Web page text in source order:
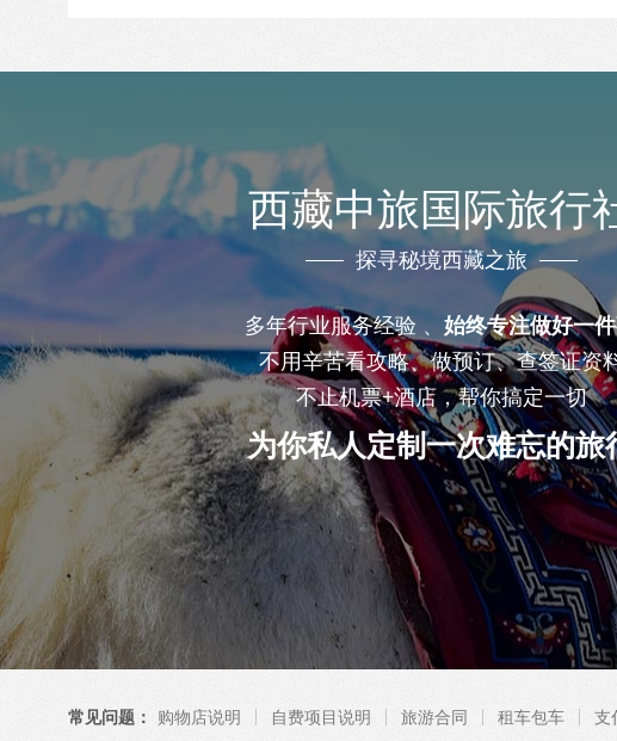
西藏中旅国际旅行
探寻秘境西藏之旅
多年行业服务经验 、 始终专注做好一
不用辛苦看攻略、做预订、查签证资
不止机票+酒店，帮你搞定一切
为你私人定制一次难忘的旅
常见问题： 购物店说明 自费项目说明 旅游合同 租车包车 支